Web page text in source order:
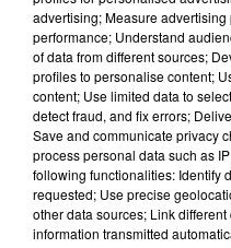
Météo :
maintenue en
Le
reste placé en
dimanche soir
après-midi pour
advertising; Measure
performance; Understand
of data from different sources;
profiles to personalise content;
content; Use limited data to
detect fraud, and fix errors;
Save and communicate privacy
process personal data such as
following functionalities: Identify
requested; Use precise
other data sources; Link
information transmitted